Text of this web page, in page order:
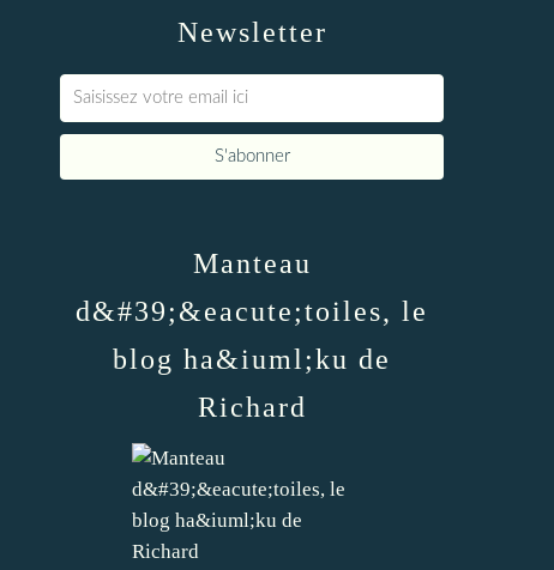
Newsletter
Manteau
d&#39;&eacute;toiles, le
blog ha&iuml;ku de
Richard